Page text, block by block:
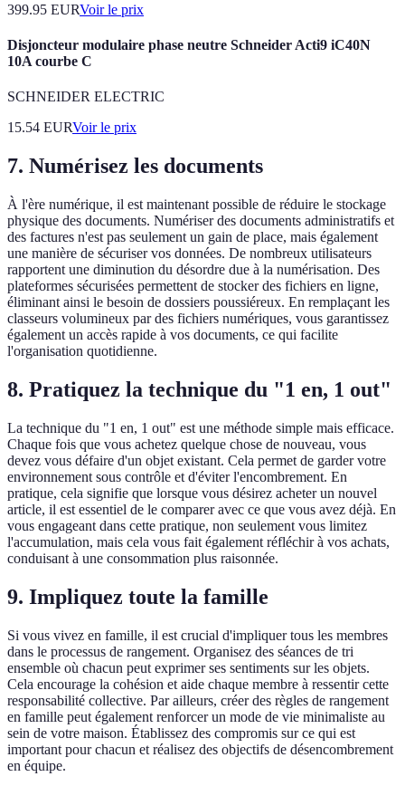
399.95 EURVoir le prix
Disjoncteur modulaire phase neutre Schneider Acti9 iC40N
10A courbe C
SCHNEIDER ELECTRIC
15.54 EURVoir le prix
7. Numérisez les documents
À l'ère numérique, il est maintenant possible de réduire le stockage
physique des documents. Numériser des documents administratifs et
des factures n'est pas seulement un gain de place, mais également
une manière de sécuriser vos données. De nombreux utilisateurs
rapportent une diminution du désordre due à la numérisation. Des
plateformes sécurisées permettent de stocker des fichiers en ligne,
éliminant ainsi le besoin de dossiers poussiéreux. En remplaçant les
classeurs volumineux par des fichiers numériques, vous garantissez
également un accès rapide à vos documents, ce qui facilite
l'organisation quotidienne.
8. Pratiquez la technique du "1 en, 1 out"
La technique du "1 en, 1 out" est une méthode simple mais efficace.
Chaque fois que vous achetez quelque chose de nouveau, vous
devez vous défaire d'un objet existant. Cela permet de garder votre
environnement sous contrôle et d'éviter l'encombrement. En
pratique, cela signifie que lorsque vous désirez acheter un nouvel
article, il est essentiel de le comparer avec ce que vous avez déjà. En
vous engageant dans cette pratique, non seulement vous limitez
l'accumulation, mais cela vous fait également réfléchir à vos achats,
conduisant à une consommation plus raisonnée.
9. Impliquez toute la famille
Si vous vivez en famille, il est crucial d'impliquer tous les membres
dans le processus de rangement. Organisez des séances de tri
ensemble où chacun peut exprimer ses sentiments sur les objets.
Cela encourage la cohésion et aide chaque membre à ressentir cette
responsabilité collective. Par ailleurs, créer des règles de rangement
en famille peut également renforcer un mode de vie minimaliste au
sein de votre maison. Établissez des compromis sur ce qui est
important pour chacun et réalisez des objectifs de désencombrement
en équipe.